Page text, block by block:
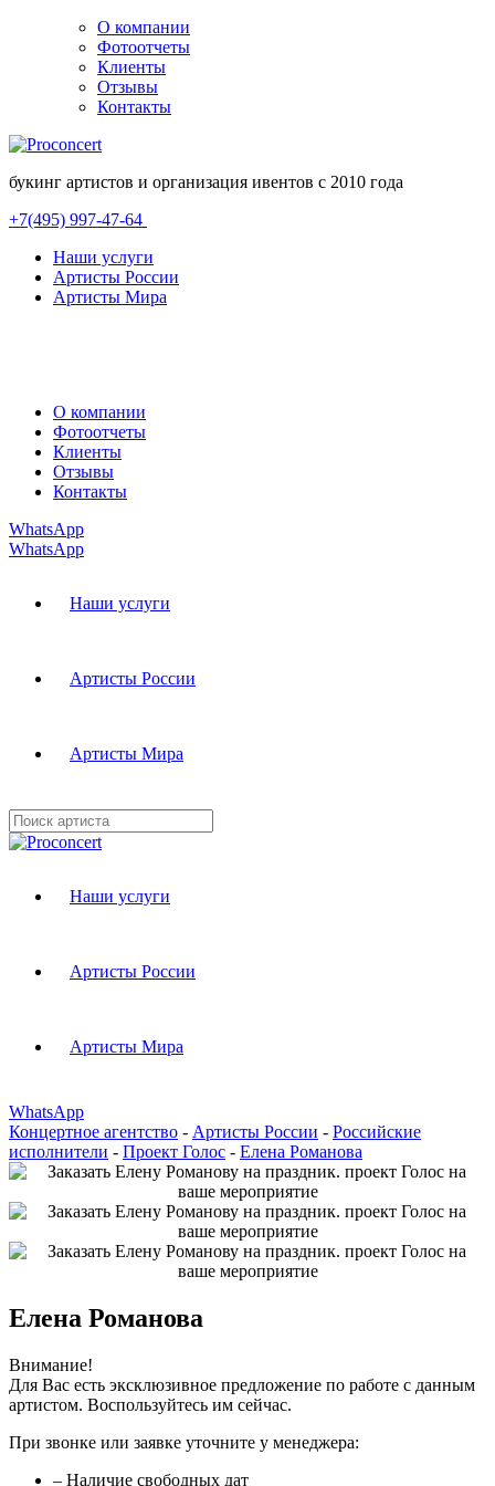
О компании
Фотоотчеты
Клиенты
Отзывы
Контакты
букинг артистов и организация ивентов с 2010 года
+7(495) 997-47-64
Наши услуги
Артисты России
Артисты Мира
О компании
Фотоотчеты
Клиенты
Отзывы
Контакты
WhatsApp
WhatsApp
Наши услуги
Артисты России
Артисты Мира
Наши услуги
Артисты России
Артисты Мира
WhatsApp
Концертное агентство - Артисты России - Российские
исполнители - Проект Голос - Елена Романова
Елена Романова
Внимание!
Для Вас есть эксклюзивное предложение по работе с данным
артистом. Воспользуйтесь им сейчас.
При звонке или заявке уточните у менеджера:
– Наличие свободных дат